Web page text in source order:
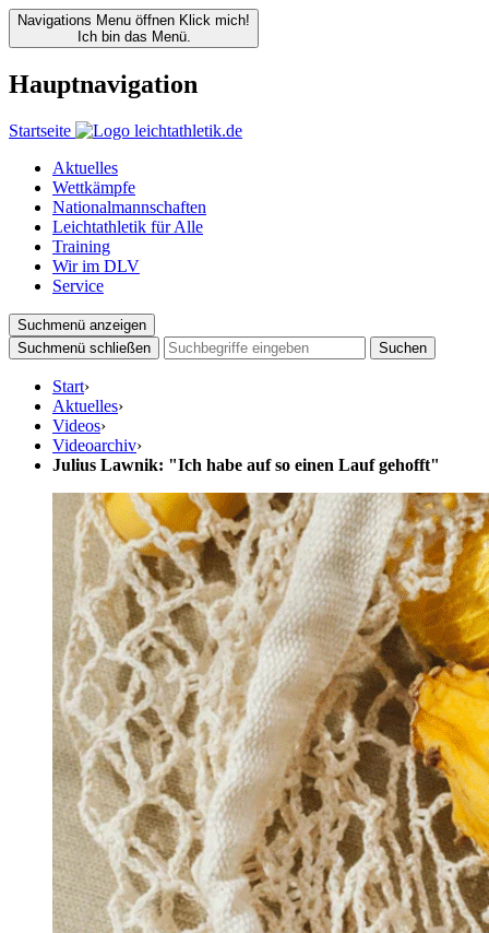
Navigations Menu öffnen Klick mich!
Ich bin das Menü.
Hauptnavigation
Startseite
Aktuelles
Wettkämpfe
Nationalmannschaften
Leichtathletik für Alle
Training
Wir im DLV
Service
Suchmenü anzeigen
Suchmenü schließen
Suchen
Start›
Aktuelles›
Videos›
Videoarchiv›
Julius Lawnik: "Ich habe auf so einen Lauf gehofft"